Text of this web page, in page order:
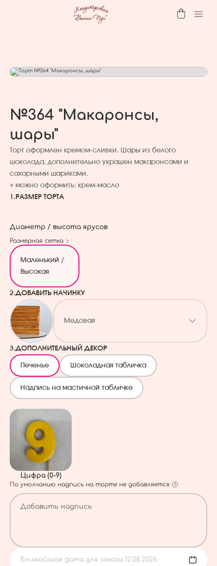
№364 "Макаронсы,
шары"
Торт оформлен кремом-сливки. Шары из белого
шоколада, дополнительно украшен макаронсами и
сахарными шариками.
+ можно оформить: крем-масло
1. РАЗМЕР ТОРТА
Диаметр / высота ярусов
Размерная сетка
Маленький /
Высокая
2.ДОБАВИТЬ НАЧИНКУ
Медовая
3.ДОПОЛНИТЕЛЬНЫЙ ДЕКОР
Печенье Шоколадная табличка
Надпись на мастичной табличке
Цифра (0-9)
По умолчанию надпись на торте не добавляется
Ближайшая дата для заказа 12.08.2026